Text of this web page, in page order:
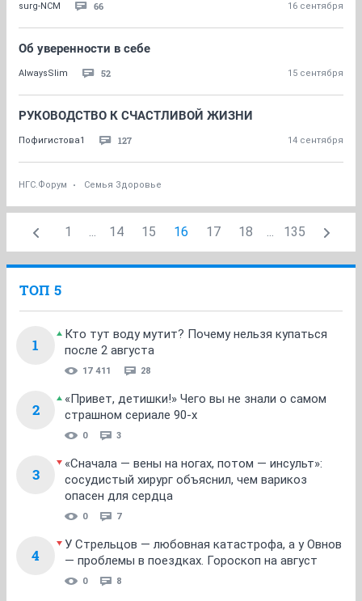
surg-NCM 66 16 сентября
Об уверенности в себе
AlwaysSlim 52 15 сентября
РУКОВОДСТВО К СЧАСТЛИВОЙ ЖИЗНИ
Пофигистова1 127 14 сентября
НГС.Форум Семья Здоровье
1 ... 14 15 16 17 18 ... 135
ТОП 5
1
Кто тут воду мутит? Почему нельзя купаться
после 2 августа
17 411 28
2
«Привет, детишки!» Чего вы не знали о самом
страшном сериале 90-х
0 3
3
«Сначала — вены на ногах, потом — инсульт»:
сосудистый хирург объяснил, чем варикоз
опасен для сердца
0 7
4
У Стрельцов — любовная катастрофа, а у Овнов
— проблемы в поездках. Гороскоп на август
0 8